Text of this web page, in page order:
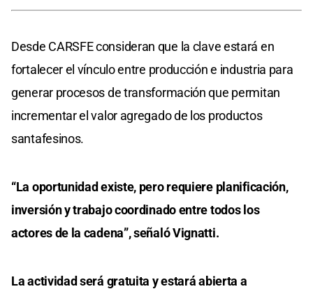
Desde CARSFE consideran que la clave estará en
fortalecer el vínculo entre producción e industria para
generar procesos de transformación que permitan
incrementar el valor agregado de los productos
santafesinos.
“La oportunidad existe, pero requiere planificación,
inversión y trabajo coordinado entre todos los
actores de la cadena”, señaló Vignatti.
La actividad será gratuita y estará abierta a